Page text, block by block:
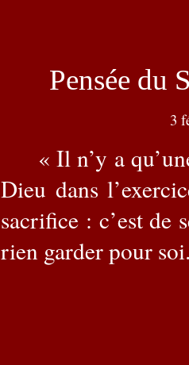
Pensée du
3
« Il n’y a
Dieu dans
sacrifice : c’est de
rien garder pour